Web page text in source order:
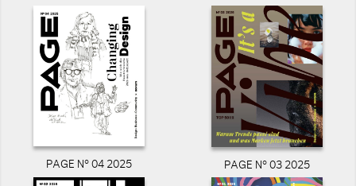
PAGE N° 04 2025 PAGE N° 03 2025